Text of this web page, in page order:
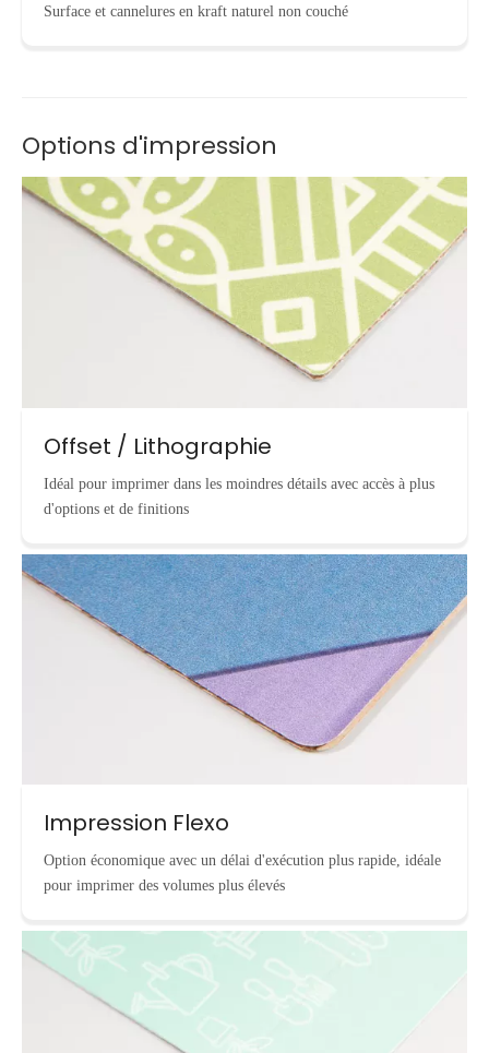
Surface et cannelures en kraft naturel non couché
Options d'impression
Offset / Lithographie
Idéal pour imprimer dans les moindres détails avec accès à plus
d'options et de finitions
Impression Flexo
Option économique avec un délai d'exécution plus rapide, idéale
pour imprimer des volumes plus élevés